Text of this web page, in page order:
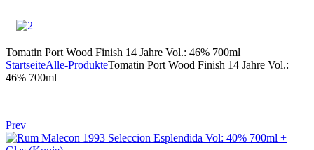
Tomatin Port Wood Finish 14 Jahre Vol.: 46% 700ml
StartseiteAlle-ProdukteTomatin Port Wood Finish 14 Jahre Vol.:
46% 700ml
Prev